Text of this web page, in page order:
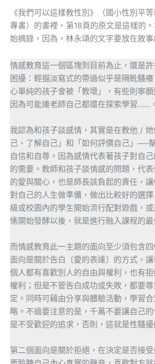
《我們可以這樣教性別》（國小性別平
專書）的書裡，第18頁的原文是這樣的
始摘錄，因為，林永頌的文字要放在敘事
情感教育這一個區塊到目前為止，還是
困擾：輕描淡寫式的帶過似乎是隔靴騷
心單純的孩子會被「教壞」，有些則寧願
因為可能連老師自己都還在探索學習……
我認為和孩子談感情，其實是在教他 /
己、了解自己」和「如何評價自己」──
自信和自尊。因為感情代表著孩子對自
的需要。教師和孩子談情感的問題，代
的愛與關心，也是師長該負起的責任，
對自己的人生做準備，做出比較好的選
級或校園內的學生開始流行配對遊戲，
愫開始發酵以後，就是進行融入課程的最
而情感教育此一主題的面向至少須包含
面向是關於告白〔愛的表達〕的方式，
個人都有喜歡別人的自由與權利，也有
權利；但是不管告白成功或失敗，都要
定。同時可藉由分享與體驗活動，學習
略。不過要注意的是，千萬不要讓自己
是不受歡迎的追求，否則，這就是性騷擾
第二個面向是關於拒絕，在決定是否接受